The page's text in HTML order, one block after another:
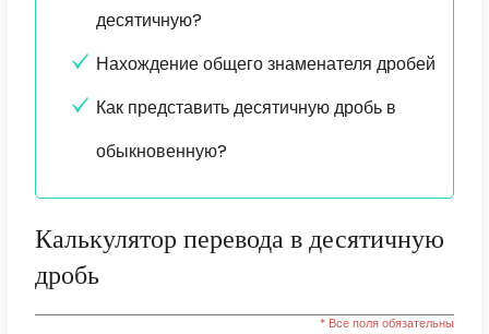
десятичную?
Нахождение общего знаменателя дробей
Как представить десятичную дробь в
обыкновенную?
Калькулятор перевода в десятичную
дробь
* Все поля обязательны